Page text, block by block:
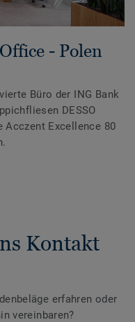
- Polen
Büro der ING Bank
DESSO
Acczent Excellence 80
Kontakt
erfahren oder
vereinbaren?